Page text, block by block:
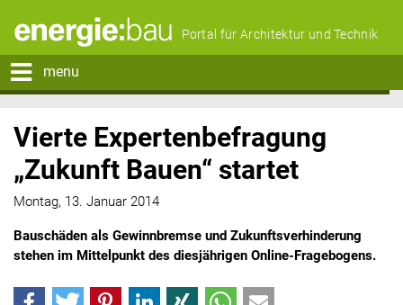
Portal für Architektur und Technik
menu
Vierte Expertenbefragung
„Zukunft Bauen“ startet
Montag, 13. Januar 2014
Bauschäden als Gewinnbremse und Zukunftsverhinderung
stehen im Mittelpunkt des diesjährigen Online-Fragebogens.